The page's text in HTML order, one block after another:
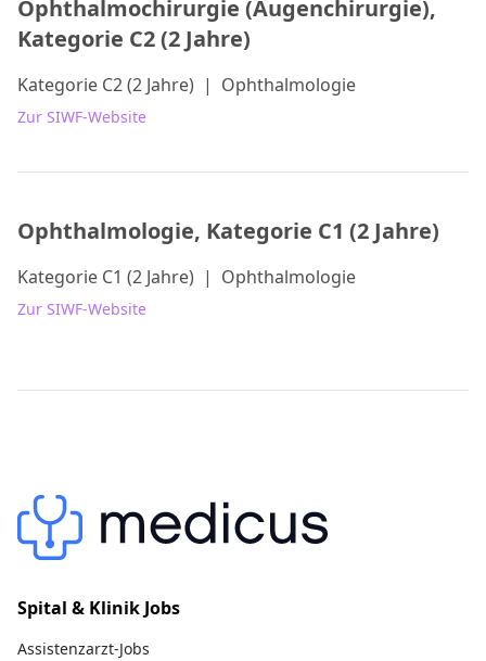
Ophthalmochirurgie (Augenchirurgie),
Kategorie C2 (2 Jahre)
Kategorie C2 (2 Jahre) | Ophthalmologie
Zur SIWF-Website
Ophthalmologie, Kategorie C1 (2 Jahre)
Kategorie C1 (2 Jahre) | Ophthalmologie
Zur SIWF-Website
Spital & Klinik Jobs
Assistenzarzt-Jobs